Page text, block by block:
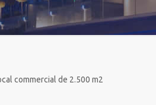
commercial de 2.500 m2